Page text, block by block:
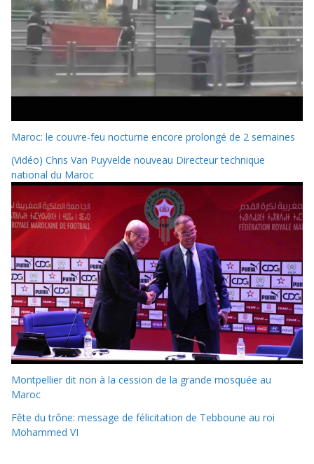
Maroc: le couvre-feu nocturne encore prolongé de 2 semaines
(Vidéo) Chris Van Puyvelde nouveau Directeur technique
national du Maroc
Montpellier dit non à la cession de la grande mosquée au
Maroc
Fête du trône: message de félicitation de Tebboune au roi
Mohammed VI